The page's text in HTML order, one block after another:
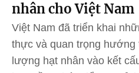
nhân cho Việt Nam
Việt Nam đã triển khai
thực và quan trọng hướng
lượng hạt nhân vào kết